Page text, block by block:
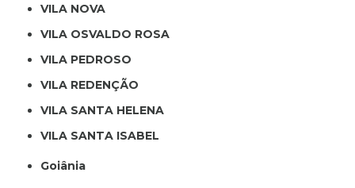
VILA NOVA
VILA OSVALDO ROSA
VILA PEDROSO
VILA REDENÇÃO
VILA SANTA HELENA
VILA SANTA ISABEL
Goiânia